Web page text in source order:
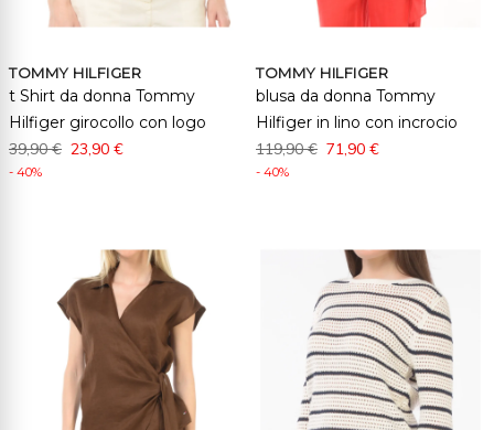
TOMMY HILFIGER
t Shirt da donna Tommy
Hilfiger girocollo con logo
39,90 € 23,90 €
- 40%
TOMMY HILFIGER
blusa da donna Tommy
Hilfiger in lino con incrocio
119,90 € 71,90 €
- 40%